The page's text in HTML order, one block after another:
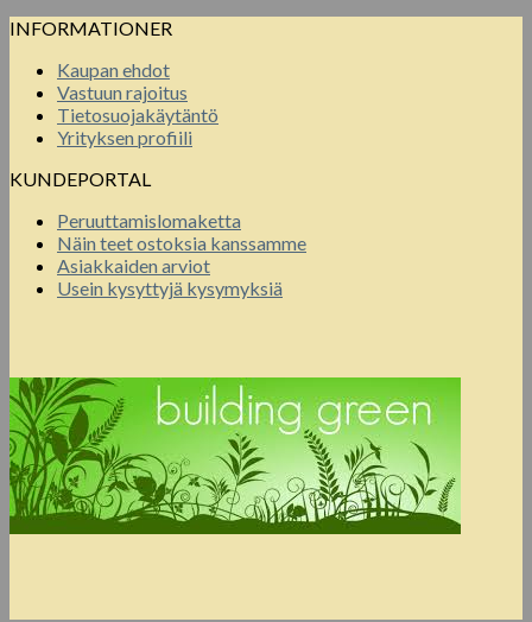
INFORMATIONER
Kaupan ehdot
Vastuun rajoitus
Tietosuojakäytäntö
Yrityksen profiili
KUNDEPORTAL
Peruuttamislomaketta
Näin teet ostoksia kanssamme
Asiakkaiden arviot
Usein kysyttyjä kysymyksiä